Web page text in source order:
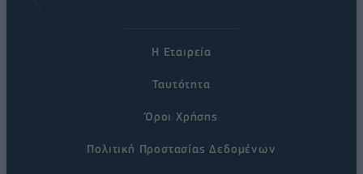
Η Εταιρεία
Ταυτότητα
Όροι Χρήσης
Πολιτική Προστασίας Δεδομένων